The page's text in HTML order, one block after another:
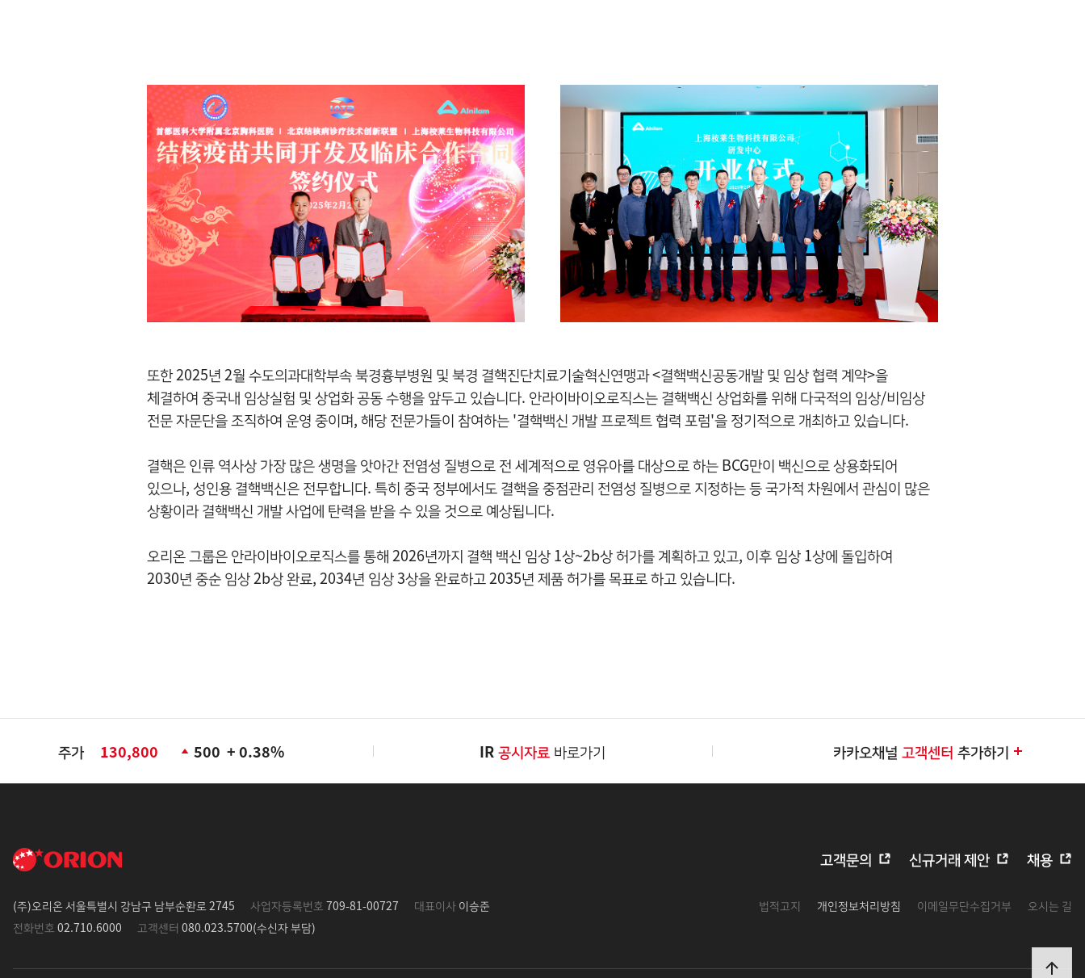
또한 2025년 2월 수도의과대학부속 북경흉부병원 및 북경 결핵진단치료기술혁신연맹과 <결핵백신공동개발 및 임상 협력 계약>을
체결하여 중국내 임상실험 및 상업화 공동 수행을 앞두고 있습니다. 안라이바이오로직스는 결핵백신 상업화를 위해 다국적의 임상/비임상
전문 자문단을 조직하여 운영 중이며, 해당 전문가들이 참여하는 '결핵백신 개발 프로젝트 협력 포럼'을 정기적으로 개최하고 있습니다.
결핵은 인류 역사상 가장 많은 생명을 앗아간 전염성 질병으로 전 세계적으로 영유아를 대상으로 하는 BCG만이 백신으로 상용화되어
있으나, 성인용 결핵백신은 전무합니다. 특히 중국 정부에서도 결핵을 중점관리 전염성 질병으로 지정하는 등 국가적 차원에서 관심이 많은
상황이라 결핵백신 개발 사업에 탄력을 받을 수 있을 것으로 예상됩니다.
오리온 그룹은 안라이바이오로직스를 통해 2026년까지 결핵 백신 임상 1상~2b상 허가를 계획하고 있고, 이후 임상 1상에 돌입하여
2030년 중순 임상 2b상 완료, 2034년 임상 3상을 완료하고 2035년 제품 허가를 목표로 하고 있습니다.
주가 130,800 500 + 0.38% IR공시자료 바로가기 카카오채널 고객센터 추가하기
(주)오리온 서울특별시 강남구 남부순환로 2745 사업자등록번호 709-81-00727 대표이사 이승준
전화번호 02.710.6000 고객센터 080.023.5700(수신자 부담)
고객문의 신규거래 제안 채용
법적고지 개인정보처리방침 이메일무단수집거부 오시는 길